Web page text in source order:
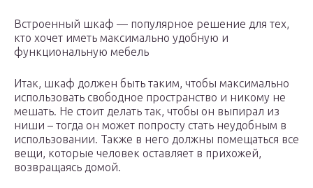
Встроенный шкаф — популярное решение для тех,
кто хочет иметь максимально удобную и
функциональную мебель
Итак, шкаф должен быть таким, чтобы максимально
использовать свободное пространство и никому не
мешать. Не стоит делать так, чтобы он выпирал из
ниши – тогда он может попросту стать неудобным в
использовании. Также в него должны помещаться все
вещи, которые человек оставляет в прихожей,
возвращаясь домой.